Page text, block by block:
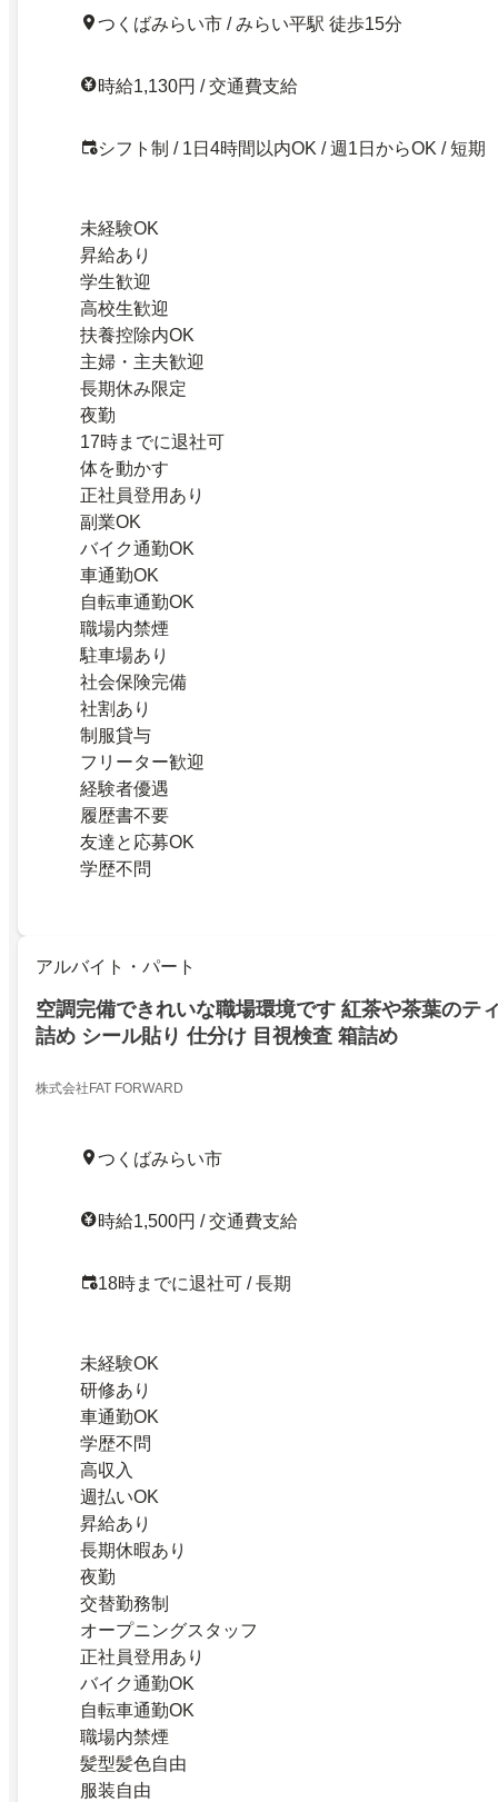
つくばみらい市 / みらい平駅 徒歩15分
時給1,130円 / 交通費支給
シフト制 / 1日4時間以内OK / 週1日からOK / 短期
未経験OK
昇給あり
学生歓迎
高校生歓迎
扶養控除内OK
主婦・主夫歓迎
長期休み限定
夜勤
17時までに退社可
体を動かす
正社員登用あり
副業OK
バイク通勤OK
車通勤OK
自転車通勤OK
職場内禁煙
駐車場あり
社会保険完備
社割あり
制服貸与
フリーター歓迎
経験者優遇
履歴書不要
友達と応募OK
学歴不問
アルバイト・パート
空調完備できれいな職場環境です 紅茶や茶葉のテ
詰め シール貼り 仕分け 目視検査 箱詰め
株式会社FAT FORWARD
つくばみらい市
時給1,500円 / 交通費支給
18時までに退社可 / 長期
未経験OK
研修あり
車通勤OK
学歴不問
高収入
週払いOK
昇給あり
長期休暇あり
夜勤
交替勤務制
オープニングスタッフ
正社員登用あり
バイク通勤OK
自転車通勤OK
職場内禁煙
髪型髪色自由
服装自由